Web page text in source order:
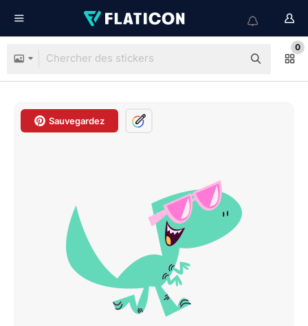
0
Sauvegardez